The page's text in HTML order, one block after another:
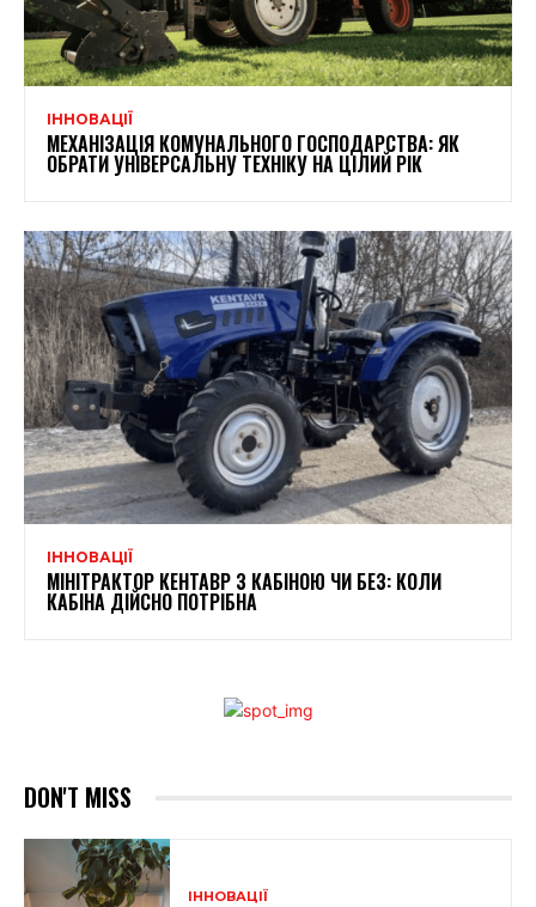
ІННОВАЦІЇ
МЕХАНІЗАЦІЯ КОМУНАЛЬНОГО ГОСПОДАРСТВА: ЯК
ОБРАТИ УНІВЕРСАЛЬНУ ТЕХНІКУ НА ЦІЛИЙ РІК
ІННОВАЦІЇ
МІНІТРАКТОР КЕНТАВР З КАБІНОЮ ЧИ БЕЗ: КОЛИ
КАБІНА ДІЙСНО ПОТРІБНА
DON'T MISS
ІННОВАЦІЇ